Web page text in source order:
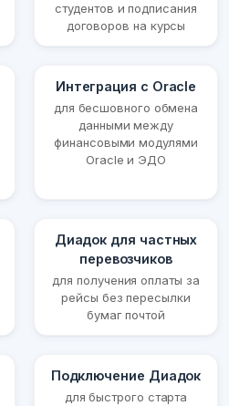
студентов и подписания
договоров на курсы
Интеграция с Oracle
для бесшовного обмена
данными между
финансовыми модулями
Oracle и ЭДО
Диадок для частных
перевозчиков
для получения оплаты за
рейсы без пересылки
бумаг почтой
Подключение Диадок
для быстрого старта